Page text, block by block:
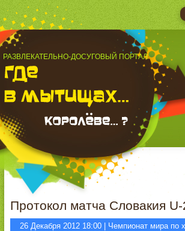
РАЗВЛЕКАТЕЛЬНО-ДОСУГОВЫЙ ПОРТАЛ
Протокол матча Словакия
26 Декабря 2012 18:00 | Чемпионат мира по